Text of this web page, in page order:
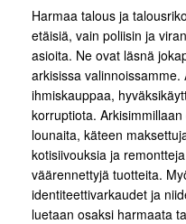
Harmaa talous ja
etäisiä, vain poliisin ja
asioita. Ne ovat läsnä
arkisissa
ihmiskauppaa,
korruptiota.
lounaita, käteen
kotisiivouksia ja
väärennettyjä tuotteita.
identiteettivarkaudet ja
luetaan osaksi harmaata